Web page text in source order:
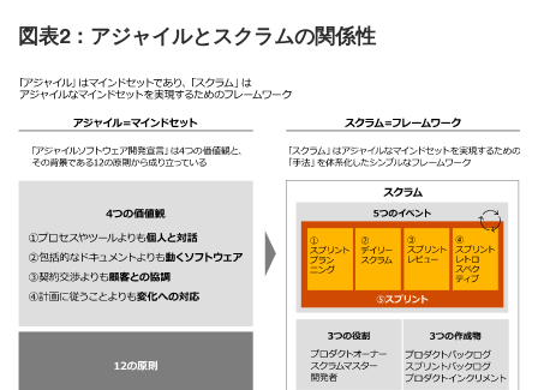
図表2：アジャイルとスクラムの関係性